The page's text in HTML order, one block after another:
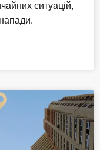
ситуацій,